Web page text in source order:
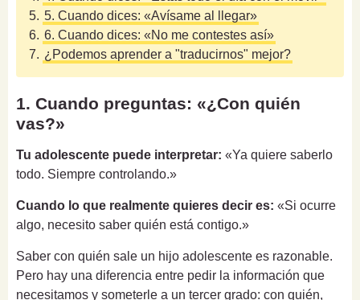
5. 5. Cuando dices: «Avísame al llegar»
6. 6. Cuando dices: «No me contestes así»
7. ¿Podemos aprender a "traducirnos" mejor?
1. Cuando preguntas: «¿Con quién
vas?»
Tu adolescente puede interpretar: «Ya quiere saberlo
todo. Siempre controlando.»
Cuando lo que realmente quieres decir es: «Si ocurre
algo, necesito saber quién está contigo.»
Saber con quién sale un hijo adolescente es razonable.
Pero hay una diferencia entre pedir la información que
necesitamos y someterle a un tercer grado: con quién,